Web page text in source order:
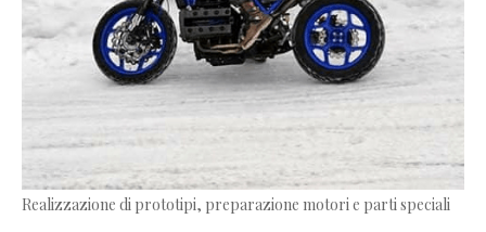
Realizzazione di prototipi, preparazione motori e parti speciali